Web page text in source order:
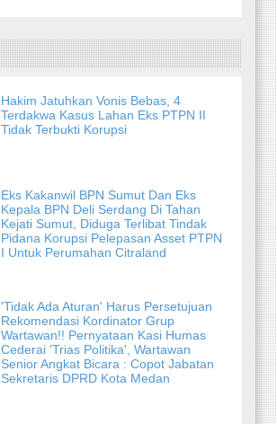
Hakim Jatuhkan Vonis Bebas, 4
Terdakwa Kasus Lahan Eks PTPN II
Tidak Terbukti Korupsi
Eks Kakanwil BPN Sumut Dan Eks
Kepala BPN Deli Serdang Di Tahan
Kejati Sumut, Diduga Terlibat Tindak
Pidana Korupsi Pelepasan Asset PTPN
I Untuk Perumahan Citraland
'Tidak Ada Aturan' Harus Persetujuan
Rekomendasi Kordinator Grup
Wartawan!! Pernyataan Kasi Humas
Cederai 'Trias Politika', Wartawan
Senior Angkat Bicara : Copot Jabatan
Sekretaris DPRD Kota Medan